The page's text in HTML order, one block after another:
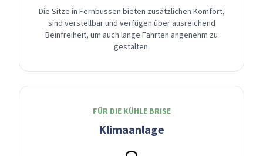
Die Sitze in Fernbussen bieten zusätzlichen Komfort,
sind verstellbar und verfügen über ausreichend
Beinfreiheit, um auch lange Fahrten angenehm zu
gestalten.
FÜR DIE KÜHLE BRISE
Klimaanlage